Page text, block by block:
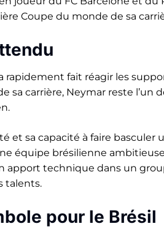
Coupe du monde de sa
rapidement fait réagir les
sa carrière, Neymar reste l’un
et sa capacité à faire
équipe brésilienne
apport technique dans un
talents.
pour le Brésil